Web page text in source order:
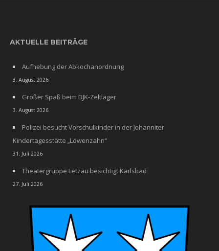
AKTUELLE BEITRÄGE
Aufhebung der Abkochanordnung
3. August 2026
Großer Spaß beim DJK-Zeltlager
3. August 2026
Polizei besucht Vorschulkinder in der Johanniter
Kindertagesstätte „Löwenzahn“
31. Juli 2026
Theatergruppe Letzau besichtigt Karlsbad
27. Juli 2026